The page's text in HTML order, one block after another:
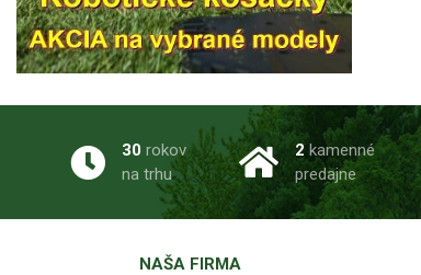
30 rokov
na trhu
2 kamenné
predajne
NAŠA FIRMA